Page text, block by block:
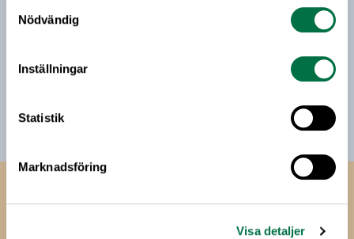
Nödvändig
Inställningar
Statistik
Marknadsföring
Visa detaljer
till min inkorg. Livsmedelsföretagen ska inte dela eller
sälja min personliga information. Jag kan när som helst